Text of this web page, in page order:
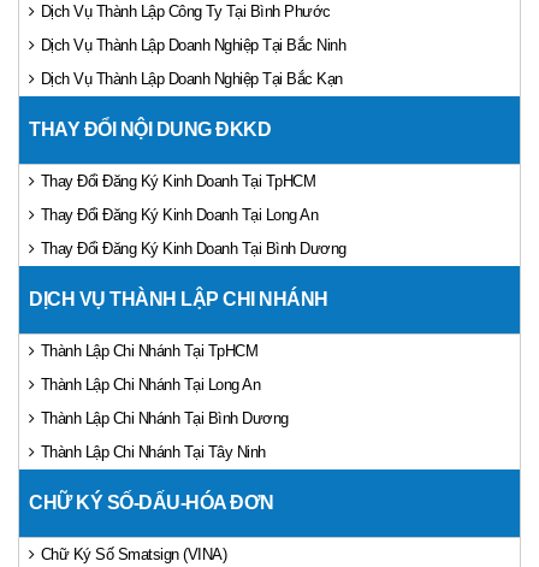
Dịch Vụ Thành Lập Công Ty Tại Bình Phước
Dịch Vụ Thành Lập Doanh Nghiệp Tại Bắc Ninh
Dịch Vụ Thành Lập Doanh Nghiệp Tại Bắc Kạn
THAY ĐỔI NỘI DUNG ĐKKD
Thay Đổi Đăng Ký Kinh Doanh Tại TpHCM
Thay Đổi Đăng Ký Kinh Doanh Tại Long An
Thay Đổi Đăng Ký Kinh Doanh Tại Bình Dương
DỊCH VỤ THÀNH LẬP CHI NHÁNH
Thành Lập Chi Nhánh Tại TpHCM
Thành Lập Chi Nhánh Tại Long An
Thành Lập Chi Nhánh Tại Bình Dương
Thành Lập Chi Nhánh Tại Tây Ninh
CHỮ KÝ SỐ-DẤU-HÓA ĐƠN
Chữ Ký Số Smatsign (VINA)